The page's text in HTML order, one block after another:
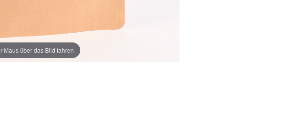
Maus über das Bild fahren